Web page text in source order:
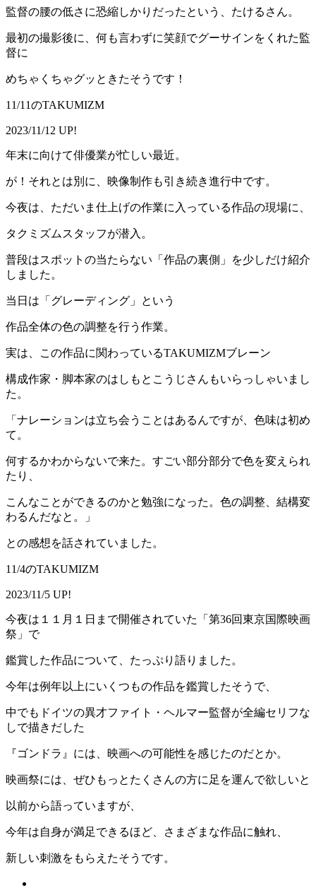
監督の腰の低さに恐縮しかりだったという、たけるさん。
最初の撮影後に、何も言わずに笑顔でグーサインをくれた監
督に
めちゃくちゃグッときたそうです！
11/11のTAKUMIZM
2023/11/12 UP!
年末に向けて俳優業が忙しい最近。
が！それとは別に、映像制作も引き続き進行中です。
今夜は、ただいま仕上げの作業に入っている作品の現場に、
タクミズムスタッフが潜入。
普段はスポットの当たらない「作品の裏側」を少しだけ紹介
しました。
当日は「グレーディング」という
作品全体の色の調整を行う作業。
実は、この作品に関わっているTAKUMIZMブレーン
構成作家・脚本家のはしもとこうじさんもいらっしゃいまし
た。
「ナレーションは立ち会うことはあるんですが、色味は初め
て。
何するかわからないで来た。すごい部分部分で色を変えられ
たり、
こんなことができるのかと勉強になった。色の調整、結構変
わるんだなと。」
との感想を話されていました。
11/4のTAKUMIZM
2023/11/5 UP!
今夜は１１月１日まで開催されていた「第36回東京国際映画
祭」で
鑑賞した作品について、たっぷり語りました。
今年は例年以上にいくつもの作品を鑑賞したそうで、
中でもドイツの異才ファイト・ヘルマー監督が全編セリフな
しで描きだした
『ゴンドラ』には、映画への可能性を感じたのだとか。
映画祭には、ぜひもっとたくさんの方に足を運んで欲しいと
以前から語っていますが、
今年は自身が満足できるほど、さまざまな作品に触れ、
新しい刺激をもらえたそうです。